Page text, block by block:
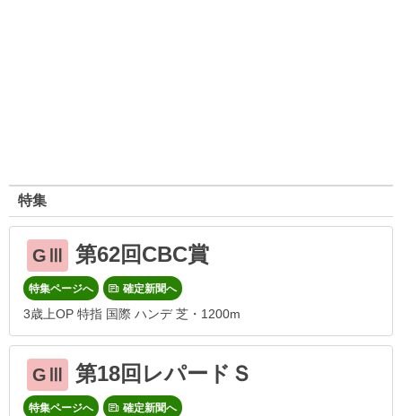
特集
GⅢ 第62回CBC賞
特集ページへ 確定新聞へ
3歳上OP 特指 国際 ハンデ 芝・1200m
GⅢ 第18回レパードＳ
特集ページへ 確定新聞へ